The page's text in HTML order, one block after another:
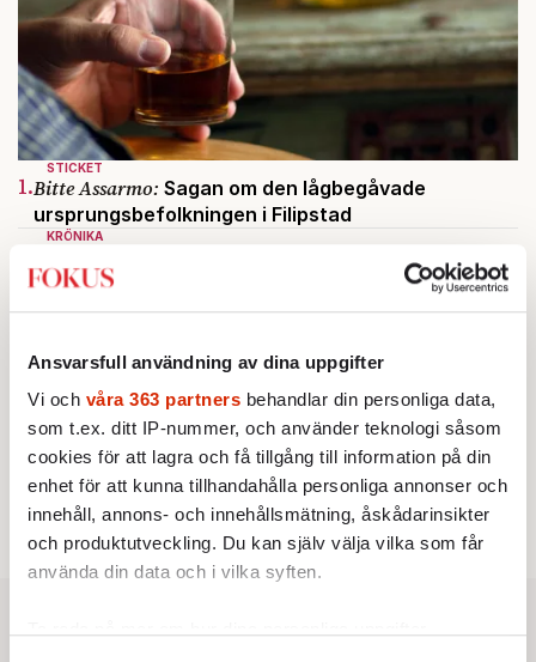
Ansvarsfull användning av dina uppgifter
Vi och våra 363 partners behandlar din personliga data,
som t.ex. ditt IP-nummer, och använder teknologi såsom
cookies för att lagra och få tillgång till information på din
enhet för att kunna tillhandahålla personliga annonser och
innehåll, annons- och innehållsmätning, åskådarinsikter
och produktutveckling. Du kan själv välja vilka som får
använda din data och i vilka syften.
STICKET
1.Bitte Assarmo: Sagan om den lågbegåvade
ursprungsbefolkningen i Filipstad
KRÖNIKA
Efter islamistdådet oroar sig
vänstern för Agnes Wold
3.
KRÖNIKA
mellan raderna
STICKET
5.Johan Romin:Varför ställs aldrig dessa frågor?
6.Dan Korn:Quisling, quislingar och sten i glashus